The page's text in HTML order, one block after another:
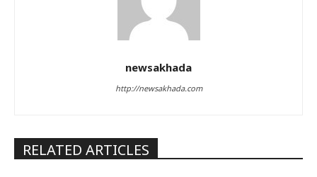
newsakhada
http://newsakhada.com
RELATED ARTICLES